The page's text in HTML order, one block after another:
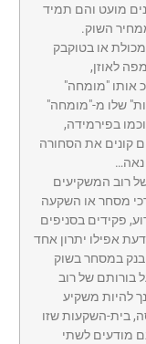
מועט והם תמיד
השוק.
או בטוקבק
לאוזן,
אותו "מומחה"
שלו מ-"מומחה"
בפירמידה,
קונים את הסחורה
נאה…
רוב המשקיעים
מסחר או השקעה
פקידים בסניפים
אפילו יתרון אחד
בנק במסחר בשוק
בורותם של רוב
להיות משקיע
בית-השקעות שזו
מודעים לשתי